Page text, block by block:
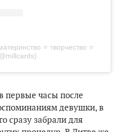
⭐️ творчество ⭐️
первые часы после
девушки, в
сразу забрали для